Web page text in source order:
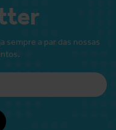
sempre a par das nossas